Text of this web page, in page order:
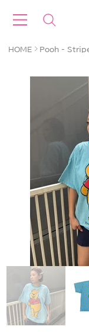
HOME > Pooh -